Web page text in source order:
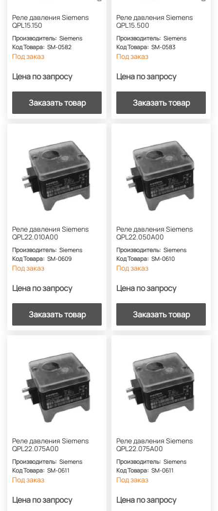
Реле давления Siemens
QPL15.150
Производитель: Siemens
Код Товара: SM-0582
Под заказ
Цена по запросу
Заказать товар
Реле давления Siemens
QPL15.500
Производитель: Siemens
Код Товара: SM-0583
Под заказ
Цена по запросу
Заказать товар
Реле давления Siemens
QPL22.010A00
Производитель: Siemens
Код Товара: SM-0609
Под заказ
Цена по запросу
Заказать товар
Реле давления Siemens
QPL22.050A00
Производитель: Siemens
Код Товара: SM-0610
Под заказ
Цена по запросу
Заказать товар
Реле давления Siemens
QPL22.075A00
Производитель: Siemens
Код Товара: SM-0611
Под заказ
Цена по запросу
Реле давления Siemens
QPL22.075A00
Производитель: Siemens
Код Товара: SM-0611
Под заказ
Цена по запросу